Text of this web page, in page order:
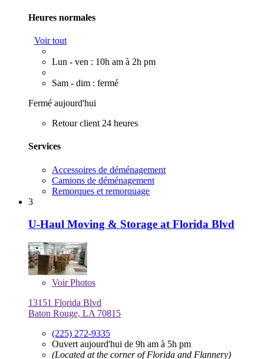
Heures normales
Voir tout
Lun - ven : 10h am à 2h pm
Sam - dim : fermé
Fermé aujourd'hui
Retour client 24 heures
Services
Accessoires de déménagement
Camions de déménagement
Remorques et remorquage
3
U-Haul Moving & Storage at Florida Blvd
VoirPhotos
13151 Florida Blvd
Baton Rouge, LA 70815
(225) 272-9335
Ouvert aujourd'hui de 9h am à 5h pm
(Located at the corner of Florida and Flannery)